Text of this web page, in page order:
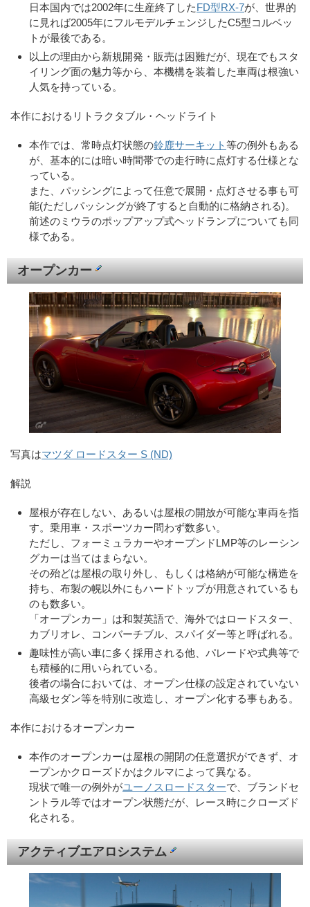
日本国内では2002年に生産終了したFD型RX-7が、世界的
に見れば2005年にフルモデルチェンジしたC5型コルベッ
トが最後である。
以上の理由から新規開発・販売は困難だが、現在でもスタ
イリング面の魅力等から、本機構を装着した車両は根強い
人気を持っている。
本作におけるリトラクタブル・ヘッドライト
本作では、常時点灯状態の鈴鹿サーキット等の例外もある
が、基本的には暗い時間帯での走行時に点灯する仕様とな
っている。
また、パッシングによって任意で展開・点灯させる事も可
能(ただしパッシングが終了すると自動的に格納される)。
前述のミウラのポップアップ式ヘッドランプについても同
様である。
オープンカー
写真はマツダ ロードスター S (ND)
解説
屋根が存在しない、あるいは屋根の開放が可能な車両を指
す。乗用車・スポーツカー問わず数多い。
ただし、フォーミュラカーやオープンドLMP等のレーシン
グカーは当てはまらない。
その殆どは屋根の取り外し、もしくは格納が可能な構造を
持ち、布製の幌以外にもハードトップが用意されているも
のも数多い。
「オープンカー」は和製英語で、海外ではロードスター、
カブリオレ、コンバーチブル、スパイダー等と呼ばれる。
趣味性が高い車に多く採用される他、パレードや式典等で
も積極的に用いられている。
後者の場合においては、オープン仕様の設定されていない
高級セダン等を特別に改造し、オープン化する事もある。
本作におけるオープンカー
本作のオープンカーは屋根の開閉の任意選択ができず、オ
ープンかクローズドかはクルマによって異なる。
現状で唯一の例外がユーノスロードスターで、ブランドセ
ントラル等ではオープン状態だが、レース時にクローズド
化される。
アクティブエアロシステム